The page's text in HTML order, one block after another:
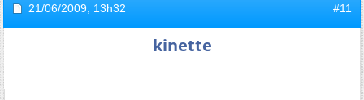
21/06/2009, 13h32 #11
kinette